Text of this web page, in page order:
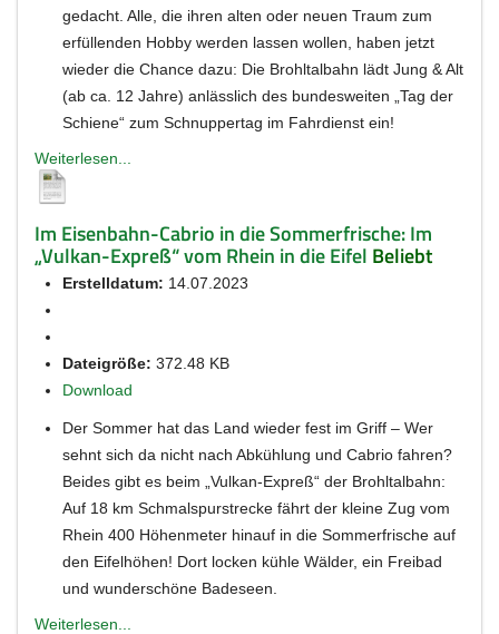
gedacht. Alle, die ihren alten oder neuen Traum zum
erfüllenden Hobby werden lassen wollen, haben jetzt
wieder die Chance dazu: Die Brohltalbahn lädt Jung & Alt
(ab ca. 12 Jahre) anlässlich des bundesweiten „Tag der
Schiene“ zum Schnuppertag im Fahrdienst ein!
Weiterlesen...
Im Eisenbahn-Cabrio in die Sommerfrische: Im
„Vulkan-Expreß“ vom Rhein in die Eifel Beliebt
Erstelldatum: 14.07.2023
Dateigröße: 372.48 KB
Download
Der Sommer hat das Land wieder fest im Griff – Wer
sehnt sich da nicht nach Abkühlung und Cabrio fahren?
Beides gibt es beim „Vulkan-Expreß“ der Brohltalbahn:
Auf 18 km Schmalspurstrecke fährt der kleine Zug vom
Rhein 400 Höhenmeter hinauf in die Sommerfrische auf
den Eifelhöhen! Dort locken kühle Wälder, ein Freibad
und wunderschöne Badeseen.
Weiterlesen...